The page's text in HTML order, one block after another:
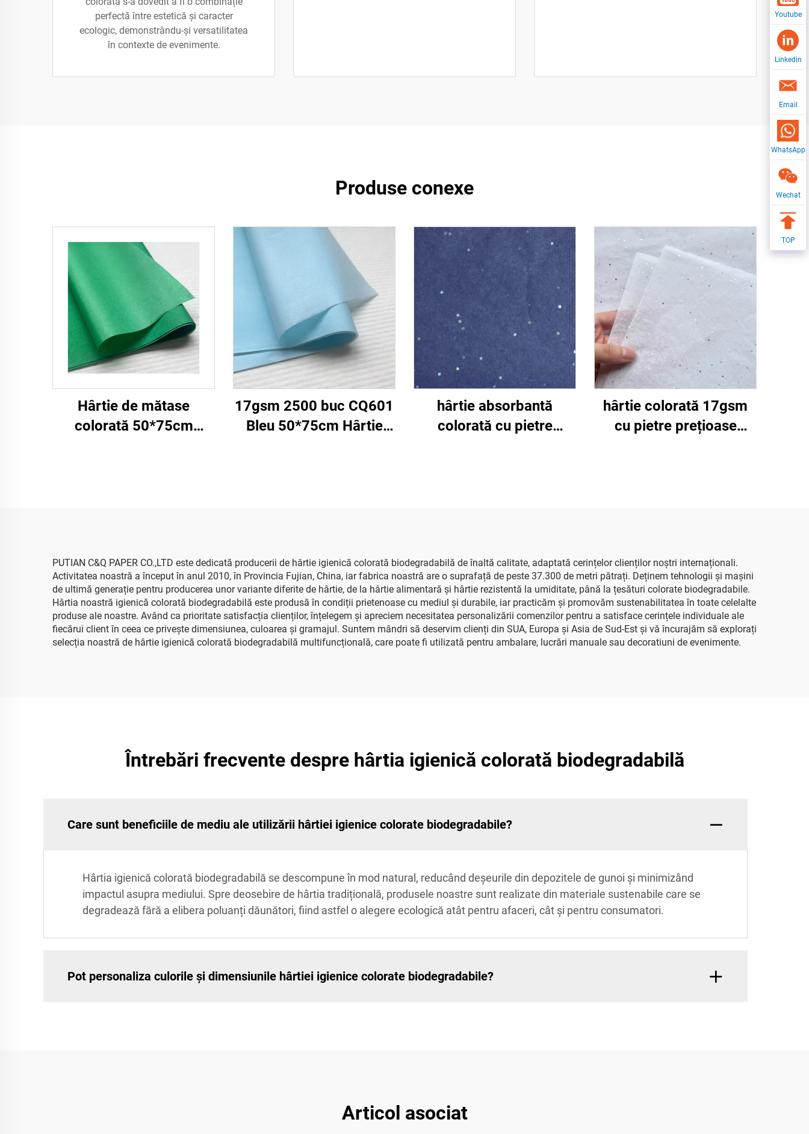
perfectă între estetică și caracter
ecologic, demonstrându-și versatilitatea
în contexte de evenimente.
Produse conexe
Hârtie de mătase
colorată 50*75cm
17gsm 2500 buc CQ601
Bleu 50*75cm Hârtie
hârtie absorbantă
colorată cu pietre
hârtie colorată 17gsm
cu pietre prețioase
PUTIAN C&Q PAPER CO.,LTD este dedicată producerii de hârtie igienică colorată biodegradabilă de înaltă calitate, adaptată cerințelor clienților noștri internaționali.
Activitatea noastră a început în anul 2010, în Provincia Fujian, China, iar fabrica noastră are o suprafață de peste 37.300 de metri pătrați. Deținem tehnologii și mașini
de ultimă generație pentru producerea unor variante diferite de hârtie, de la hârtie alimentară și hârtie rezistentă la umiditate, până la țesături colorate biodegradabile.
Hârtia noastră igienică colorată biodegradabilă este produsă în condiții prietenoase cu mediul și durabile, iar practicăm și promovăm sustenabilitatea în toate celelalte
produse ale noastre. Având ca prioritate satisfacția clienților, înțelegem și apreciem necesitatea personalizării comenzilor pentru a satisface cerințele individuale ale
fiecărui client în ceea ce privește dimensiunea, culoarea și gramajul. Suntem mândri să deservim clienți din SUA, Europa și Asia de Sud-Est și vă încurajăm să explorați
selecția noastră de hârtie igienică colorată biodegradabilă multifuncțională, care poate fi utilizată pentru ambalare, lucrări manuale sau decoratiuni de evenimente.
Întrebări frecvente despre hârtia igienică colorată biodegradabilă
Care sunt beneficiile de mediu ale utilizării hârtiei igienice colorate biodegradabile?
Hârtia igienică colorată biodegradabilă se descompune în mod natural, reducând deșeurile din depozitele de gunoi și minimizând
impactul asupra mediului. Spre deosebire de hârtia tradițională, produsele noastre sunt realizate din materiale sustenabile care se
degradează fără a elibera poluanți dăunători, fiind astfel o alegere ecologică atât pentru afaceri, cât și pentru consumatori.
Pot personaliza culorile și dimensiunile hârtiei igienice colorate biodegradabile?
Articol asociat
Youtube
Linkedin
Email
WhatsApp
Wechat
TOP